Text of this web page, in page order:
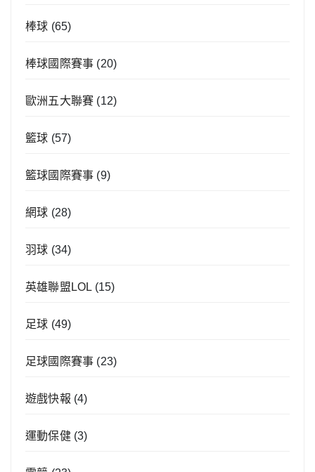
棒球 (65)
棒球國際賽事 (20)
歐洲五大聯賽 (12)
籃球 (57)
籃球國際賽事 (9)
網球 (28)
羽球 (34)
英雄聯盟LOL (15)
足球 (49)
足球國際賽事 (23)
遊戲快報 (4)
運動保健(3)